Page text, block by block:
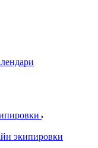
экипировки